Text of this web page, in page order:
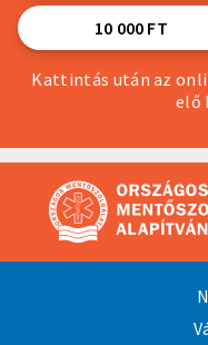
10 000 FT
Kattintás után az
elő